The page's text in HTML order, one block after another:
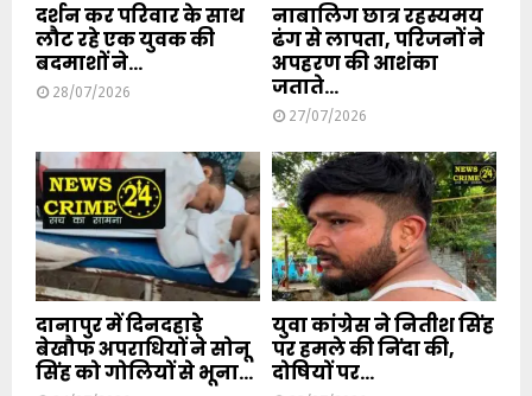
दर्शन कर परिवार के साथ
लौट रहे एक युवक की
बदमाशों ने...
28/07/2026
नाबालिग छात्र रहस्यमय
ढंग से लापता, परिजनों ने
अपहरण की आशंका
जताते...
27/07/2026
दानापुर में दिनदहाड़े
बेखौफ अपराधियों ने सोनू
सिंह को गोलियों से भूना...
युवा कांग्रेस ने नितीश सिंह
पर हमले की निंदा की,
दोषियों पर...